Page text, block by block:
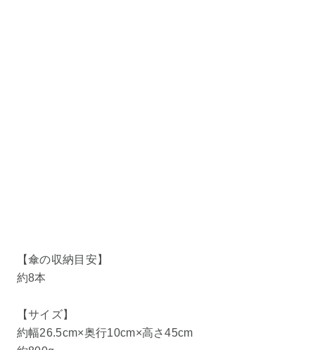
【傘の収納目安】
約8本
【サイズ】
約幅26.5cm×奥行10cm×高さ45cm